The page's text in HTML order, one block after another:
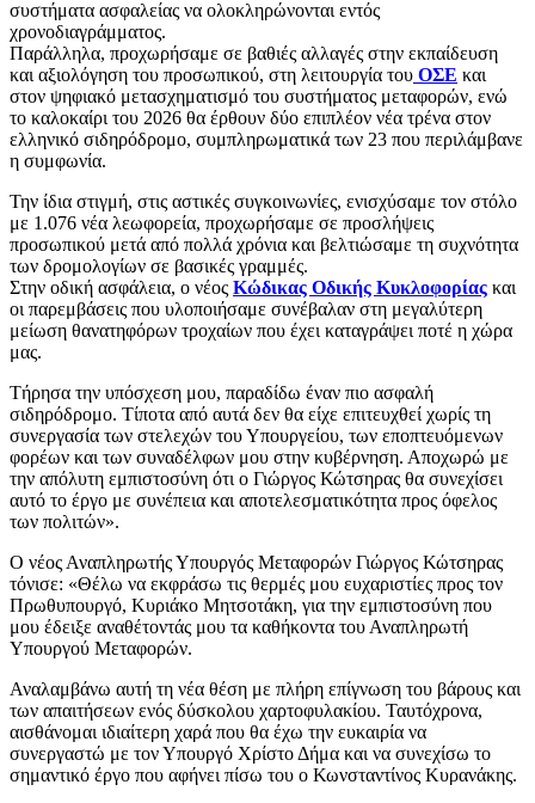
συστήματα ασφαλείας να ολοκληρώνονται εντός
χρονοδιαγράμματος.
Παράλληλα, προχωρήσαμε σε βαθιές αλλαγές στην εκπαίδευση
και αξιολόγηση του προσωπικού, στη λειτουργία του ΟΣΕ και
στον ψηφιακό μετασχηματισμό του συστήματος μεταφορών, ενώ
το καλοκαίρι του 2026 θα έρθουν δύο επιπλέον νέα τρένα στον
ελληνικό σιδηρόδρομο, συμπληρωματικά των 23 που περιλάμβανε
η συμφωνία.
Την ίδια στιγμή, στις αστικές συγκοινωνίες, ενισχύσαμε τον στόλο
με 1.076 νέα λεωφορεία, προχωρήσαμε σε προσλήψεις
προσωπικού μετά από πολλά χρόνια και βελτιώσαμε τη συχνότητα
των δρομολογίων σε βασικές γραμμές.
Στην οδική ασφάλεια, ο νέος Κώδικας Οδικής Κυκλοφορίας και
οι παρεμβάσεις που υλοποιήσαμε συνέβαλαν στη μεγαλύτερη
μείωση θανατηφόρων τροχαίων που έχει καταγράψει ποτέ η χώρα
μας.
Τήρησα την υπόσχεση μου, παραδίδω έναν πιο ασφαλή
σιδηρόδρομο. Τίποτα από αυτά δεν θα είχε επιτευχθεί χωρίς τη
συνεργασία των στελεχών του Υπουργείου, των εποπτευόμενων
φορέων και των συναδέλφων μου στην κυβέρνηση. Αποχωρώ με
την απόλυτη εμπιστοσύνη ότι ο Γιώργος Κώτσηρας θα συνεχίσει
αυτό το έργο με συνέπεια και αποτελεσματικότητα προς όφελος
των πολιτών».
Ο νέος Αναπληρωτής Υπουργός Μεταφορών Γιώργος Κώτσηρας
τόνισε: «Θέλω να εκφράσω τις θερμές μου ευχαριστίες προς τον
Πρωθυπουργό, Κυριάκο Μητσοτάκη, για την εμπιστοσύνη που
μου έδειξε αναθέτοντάς μου τα καθήκοντα του Αναπληρωτή
Υπουργού Μεταφορών.
Αναλαμβάνω αυτή τη νέα θέση με πλήρη επίγνωση του βάρους και
των απαιτήσεων ενός δύσκολου χαρτοφυλακίου. Ταυτόχρονα,
αισθάνομαι ιδιαίτερη χαρά που θα έχω την ευκαιρία να
συνεργαστώ με τον Υπουργό Χρίστο Δήμα και να συνεχίσω το
σημαντικό έργο που αφήνει πίσω του ο Κωνσταντίνος Κυρανάκης.